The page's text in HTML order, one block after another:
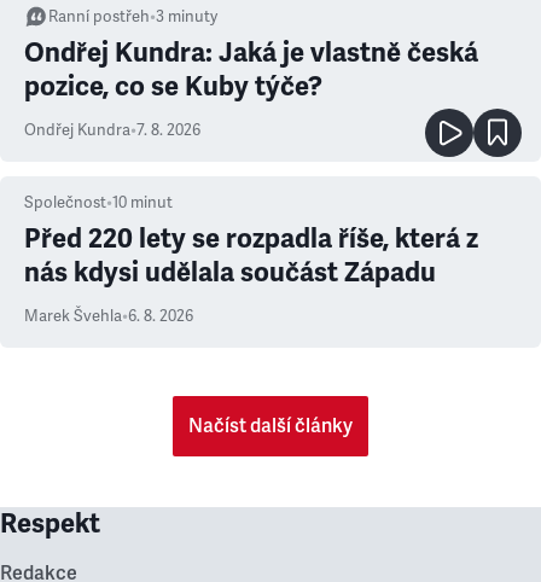
Ranní postřeh•3 minuty
Ondřej Kundra: Jaká je vlastně česká
pozice, co se Kuby týče?
Ondřej Kundra•7. 8. 2026
Společnost•10 minut
Před 220 lety se rozpadla říše, která z
nás kdysi udělala součást Západu
Marek Švehla•6. 8. 2026
Načíst další články
Respekt
Redakce